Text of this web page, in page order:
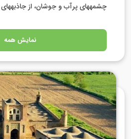
چشمه­های پرآب و جوشان، از
نمایش همه